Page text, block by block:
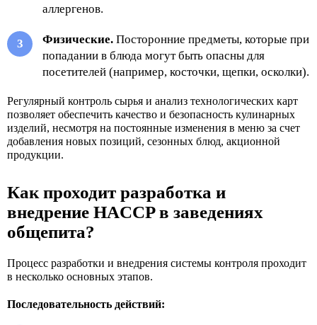
аллергенов.
Физические. Посторонние предметы, которые при
попадании в блюда могут быть опасны для
посетителей (например, косточки, щепки, осколки).
Регулярный контроль сырья и анализ технологических карт
позволяет обеспечить качество и безопасность кулинарных
изделий, несмотря на постоянные изменения в меню за счет
добавления новых позиций, сезонных блюд, акционной
продукции.
Как проходит разработка и
внедрение HACCP в заведениях
общепита?
Процесс разработки и внедрения системы контроля проходит
в несколько основных этапов.
Последовательность действий: